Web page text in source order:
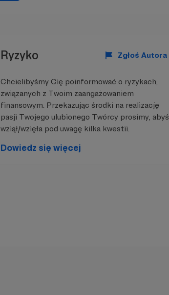
Ryzyko Zgłoś Autora
Chcielibyśmy Cię poinformować o ryzykach,
związanych z Twoim zaangażowaniem
finansowym. Przekazując środki na realizację
pasji Twojego ulubionego Twórcy prosimy, abyś
wziął/wzięła pod uwagę kilka kwestii.
Dowiedz się więcej